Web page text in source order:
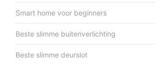
Smart home voor beginners
Beste slimme buitenverlichting
Beste slimme deurslot